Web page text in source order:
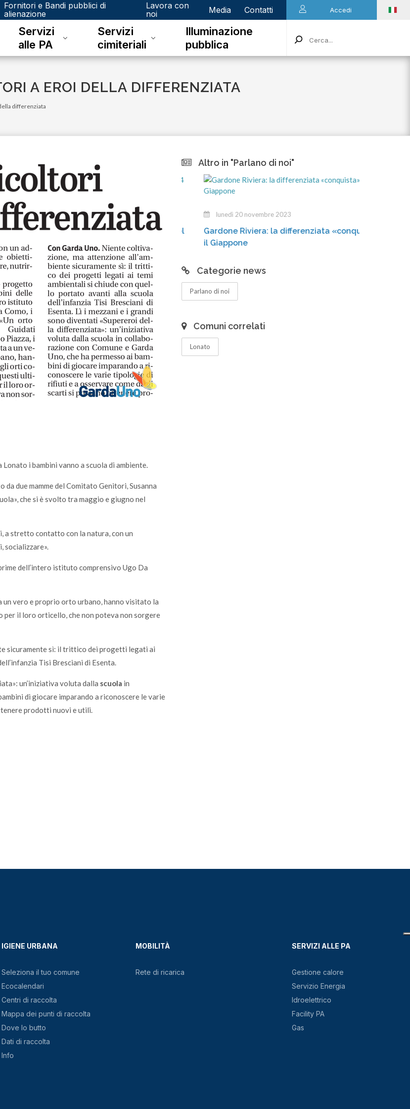
Fornitori e Bandi pubblici di
alienazione
Lavora con
noi
Media Contatti Accedi
Servizi
alle PA
Servizi
cimiteriali
Illuminazione
pubblica
A EROI DELLA DIFFERENZIATA
differenziata
i bambini vanno a scuola di ambiente.
due mamme del Comitato Genitori, Susanna
che si è svolto tra maggio e giugno nel
a stretto contatto con la natura, con un
socializzare».
dell’intero istituto comprensivo Ugo Da
un vero e proprio orto urbano, hanno visitato la
per il loro orticello, che non poteva non sorgere
sicuramente sì: il trittico dei progetti legati ai
Tisi Bresciani di Esenta.
un’iniziativa voluta dalla scuola in
di giocare imparando a riconoscere le varie
prodotti nuovi e utili.
Altro in "Parlano di noi"
lunedì 15 gennaio 2024
Comunità Energetiche Rinnovabili nel
sul Lago di Garda
lunedì 20 novembre 2023
Gardone Riviera: la differenziata «conquista»
il Giappone
Categorie news
Parlano di noi
Comuni correlati
Lonato
IGIENE URBANA
Seleziona il tuo comune
Ecocalendari
Centri di raccolta
Mappa dei punti di raccolta
Dove lo butto
Dati di raccolta
Info
MOBILITÀ
Rete di ricarica
SERVIZI ALLE PA
Gestione calore
Servizio Energia
Idroelettrico
Facility PA
Gas